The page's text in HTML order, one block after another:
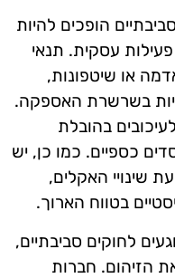
הופכים להיות
עסקית. תנאי
או שיטפונות,
בשרשרת האספקה.
בהובלת
כספיים. כמו כן, יש
האקלים,
בטווח הארוך.
לחוקים סביבתיים,
הזיהום. חברות